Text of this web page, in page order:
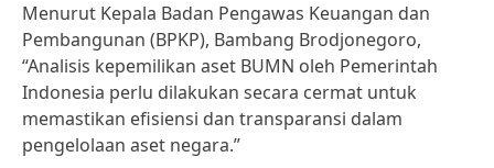
Menurut Kepala Badan Pengawas Keuangan dan
Pembangunan (BPKP), Bambang Brodjonegoro,
“Analisis kepemilikan aset BUMN oleh Pemerintah
Indonesia perlu dilakukan secara cermat untuk
memastikan efisiensi dan transparansi dalam
pengelolaan aset negara.”